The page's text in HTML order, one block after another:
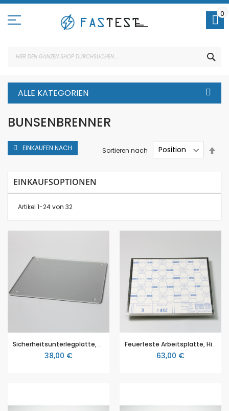
Direkt
Inhalt
0
ALLE KATEGORIEN
BUNSENBRENNER
Artikel 1-24von 32
Sortieren nach
Sicherheitsunterlegplatte, speziell für den naturwissenschaftlichen Unterricht, 40 x 40 cm
38,00 €
Feuerfeste Arbeitsplatte, Hitzeschutzplatte, 40 x 40 cm
63,00 €
EINKAUFEN NACH
EINKAUFSOPTIONEN